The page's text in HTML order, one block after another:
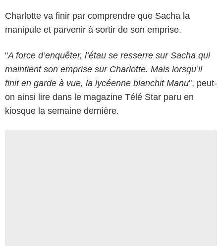
Charlotte va finir par comprendre que Sacha la
manipule et parvenir à sortir de son emprise.
"A force d’enquêter, l’étau se resserre sur Sacha qui
maintient son emprise sur Charlotte. Mais lorsqu’il
finit en garde à vue, la lycéenne blanchit Manu", peut-
on ainsi lire dans le magazine Télé Star paru en
kiosque la semaine dernière.